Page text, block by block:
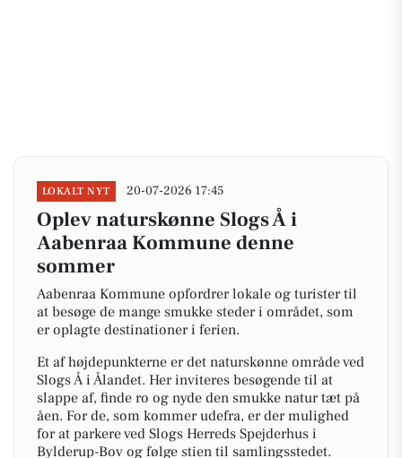
LOKALT NYT 20-07-2026 17:45
Oplev naturskønne Slogs Å i
Aabenraa Kommune denne
sommer
Aabenraa Kommune opfordrer lokale og turister til
at besøge de mange smukke steder i området, som
er oplagte destinationer i ferien.
Et af højdepunkterne er det naturskønne område ved
Slogs Å i Ålandet. Her inviteres besøgende til at
slappe af, finde ro og nyde den smukke natur tæt på
åen. For de, som kommer udefra, er der mulighed
for at parkere ved Slogs Herreds Spejderhus i
Bylderup-Bov og følge stien til samlingsstedet.